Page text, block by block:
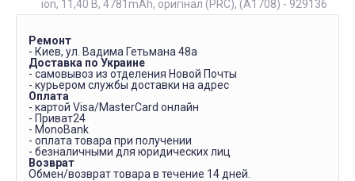
Ремонт
- Киев, ул. Вадима Гетьмана 48а
Доставка по Украине
- самовывоз из отделения Новой Почты
- курьером службы доставки на адрес
Оплата
- картой Visa/MasterCard онлайн
- Приват24
- MonoBank
- оплата товара при получении
- безналичными для юридических лиц
Возврат
Обмен/возврат товара в течение 14 дней.